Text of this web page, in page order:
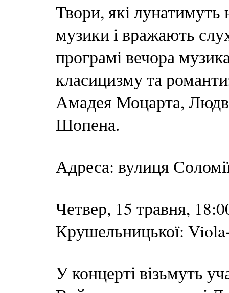
Твори, які лунатимуть
музики і вражають
програмі вечора
класицизму та
Амадея Моцарта,
Шопена.
Адреса: вулиця
Четвер, 15 травня,
Крушельницької:
У концерті візьмуть